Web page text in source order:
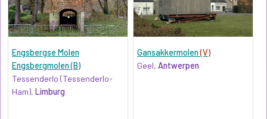
Engsbergse Molen
Engsbergmolen (B)
Tessenderlo (Tessenderlo-
Ham), Limburg
Gansakkermolen(V)
Geel,Antwerpen